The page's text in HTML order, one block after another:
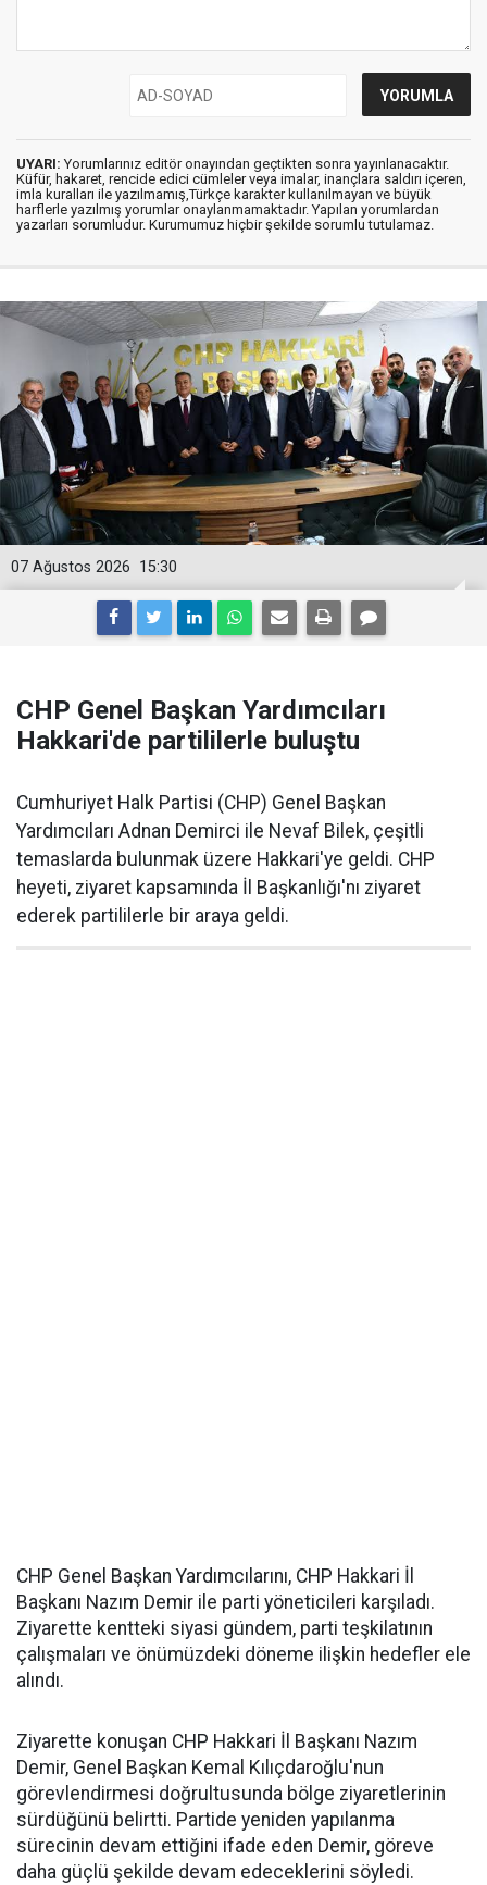
UYARI: Yorumlarınız editör onayından geçtikten sonra yayınlanacaktır.
Küfür, hakaret, rencide edici cümleler veya imalar, inançlara saldırı içeren,
imla kuralları ile yazılmamış,Türkçe karakter kullanılmayan ve büyük
harflerle yazılmış yorumlar onaylanmamaktadır. Yapılan yorumlardan
yazarları sorumludur. Kurumumuz hiçbir şekilde sorumlu tutulamaz.
15:30
07 Ağustos 2026
CHP Genel Başkan Yardımcıları
Hakkari'de partililerle buluştu
Cumhuriyet Halk Partisi (CHP) Genel Başkan
Yardımcıları Adnan Demirci ile Nevaf Bilek, çeşitli
temaslarda bulunmak üzere Hakkari'ye geldi. CHP
heyeti, ziyaret kapsamında İl Başkanlığı'nı ziyaret
ederek partililerle bir araya geldi.
CHP Genel Başkan Yardımcılarını, CHP Hakkari İl
Başkanı Nazım Demir ile parti yöneticileri karşıladı.
Ziyarette kentteki siyasi gündem, parti teşkilatının
çalışmaları ve önümüzdeki döneme ilişkin hedefler ele
alındı.
Ziyarette konuşan CHP Hakkari İl Başkanı Nazım
Demir, Genel Başkan Kemal Kılıçdaroğlu'nun
görevlendirmesi doğrultusunda bölge ziyaretlerinin
sürdüğünü belirtti. Partide yeniden yapılanma
sürecinin devam ettiğini ifade eden Demir, göreve
daha güçlü şekilde devam edeceklerini söyledi.